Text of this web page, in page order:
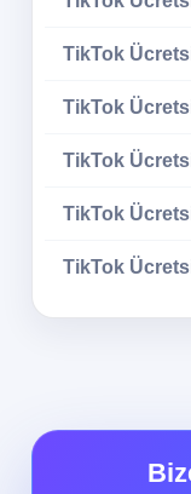
TikTok
TikTok
TikTok
TikTok
TikTok